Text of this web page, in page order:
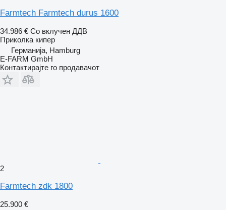
Farmtech Farmtech durus 1600
34.986 € Со вклучен ДДВ
Приколка кипер
Германија, Hamburg
E-FARM GmbH
Контактирајте го продавачот
2
Farmtech zdk 1800
25.900 €